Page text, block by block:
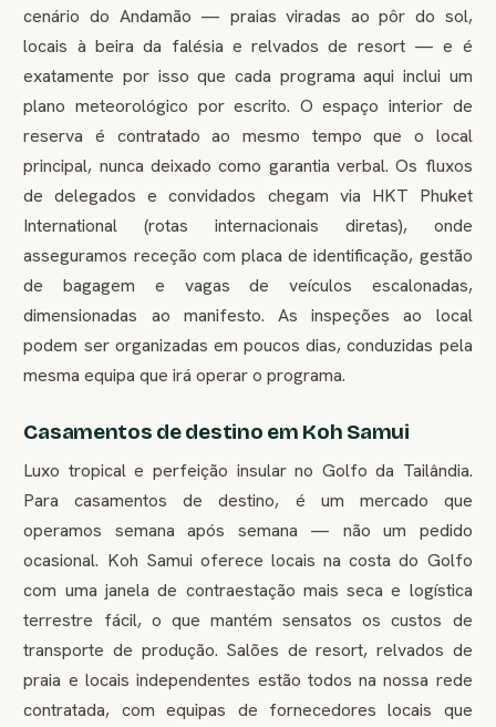
cenário do Andamão — praias viradas ao pôr do sol,
locais à beira da falésia e relvados de resort — e é
exatamente por isso que cada programa aqui inclui um
plano meteorológico por escrito. O espaço interior de
reserva é contratado ao mesmo tempo que o local
principal, nunca deixado como garantia verbal. Os fluxos
de delegados e convidados chegam via HKT Phuket
International (rotas internacionais diretas), onde
asseguramos receção com placa de identificação, gestão
de bagagem e vagas de veículos escalonadas,
dimensionadas ao manifesto. As inspeções ao local
podem ser organizadas em poucos dias, conduzidas pela
mesma equipa que irá operar o programa.
Casamentos de destino em Koh Samui
Luxo tropical e perfeição insular no Golfo da Tailândia.
Para casamentos de destino, é um mercado que
operamos semana após semana — não um pedido
ocasional. Koh Samui oferece locais na costa do Golfo
com uma janela de contraestação mais seca e logística
terrestre fácil, o que mantém sensatos os custos de
transporte de produção. Salões de resort, relvados de
praia e locais independentes estão todos na nossa rede
contratada, com equipas de fornecedores locais que